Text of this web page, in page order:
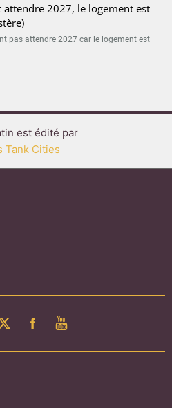
attendre 2027, le logement est
pas attendre 2027 car le logement est
est édité par
Tank Cities
FACEBOOK
YOUTUBE